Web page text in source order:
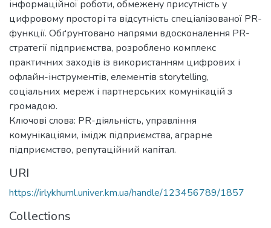
інформаційної роботи, обмежену присутність у
цифровому просторі та відсутність спеціалізованої PR-
функції. Обґрунтовано напрями вдосконалення PR-
стратегії підприємства, розроблено комплекс
практичних заходів із використанням цифрових і
офлайн-інструментів, елементів storytelling,
соціальних мереж і партнерських комунікацій з
громадою.
Ключові слова: PR-діяльність, управління
комунікаціями, імідж підприємства, аграрне
підприємство, репутаційний капітал.
URI
https://irlykhuml.univer.km.ua/handle/123456789/1857
Collections